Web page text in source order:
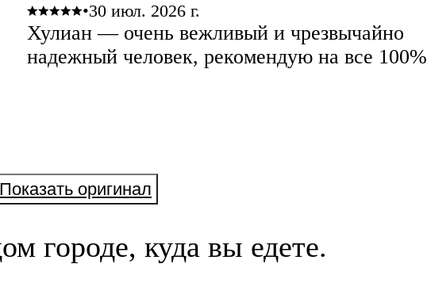
•30 июл. 2026 г.
Хулиан — очень вежливый и чрезвычайно
надежный человек, рекомендую на все 100%
Показать оригинал
городе, куда вы едете.